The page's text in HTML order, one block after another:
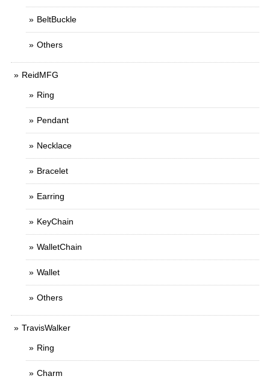
BeltBuckle
Others
ReidMFG
Ring
Pendant
Necklace
Bracelet
Earring
KeyChain
WalletChain
Wallet
Others
TravisWalker
Ring
Charm